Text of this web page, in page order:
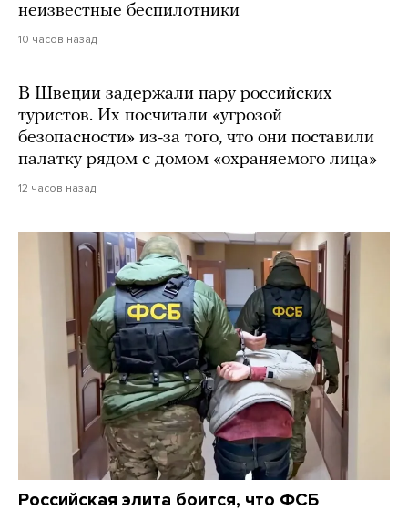
неизвестные беспилотники
10 часов назад
В Швеции задержали пару российских
туристов. Их посчитали «угрозой
безопасности» из-за того, что они поставили
палатку рядом с домом «охраняемого лица»
12 часов назад
Российская элита боится, что ФСБ